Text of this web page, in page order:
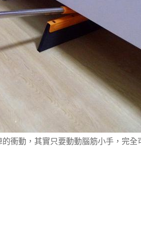
衝動，其實只要動動腦筋小手，完全